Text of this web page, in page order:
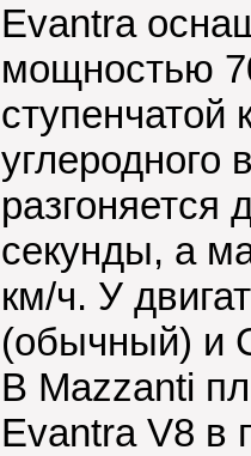
Evantra
мощностью
ступенчатой
углеродного
разгоняется
секунды, а
км/ч. У
(обычный) и
В Mazzanti
Evantra V8 в